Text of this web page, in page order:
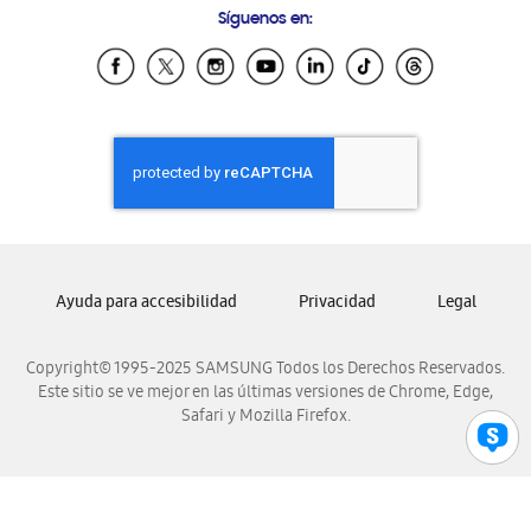
Samsung Ecuador
Samsung El Salvador
Samsung Honduras
Samsung Nicaragua
Samsung Panamá
Samsung Venezuela
Síguenos en:
Copyright© 1995-2025 SAMSUNG Todos los Derechos Reservados.
Este sitio se ve mejor en las últimas versiones de Chrome, Edge,
Safari y Mozilla Firefox.
Ayuda para accesibilidad Privacidad Legal